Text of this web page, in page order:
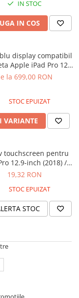
IN STOC
IN COS
display compatibil
Apple iPad Pro 12.9
Generatia 3 2018,
Compatibil
la 699,00 RON
STOC EPUIZAT
VARIANTE
touchscreen pentru
12.9-inch (2018) /
12.9-inch (2020) Tesa
19,32 RON
STOC EPUIZAT
STOC